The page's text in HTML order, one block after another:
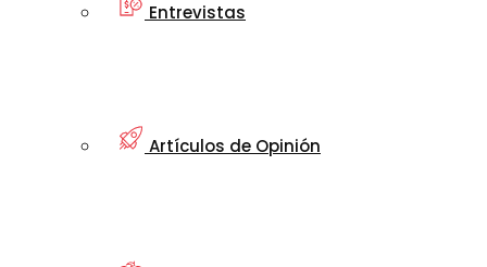
Entrevistas
Artículos de Opinión